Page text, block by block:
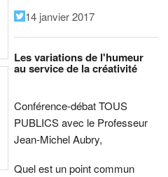
14 janvier 2017
Les variations de l'humeur
au service de la créativité
Conférence-débat TOUS
PUBLICS avec le Professeur
Jean-Michel Aubry,
Quel est un point commun